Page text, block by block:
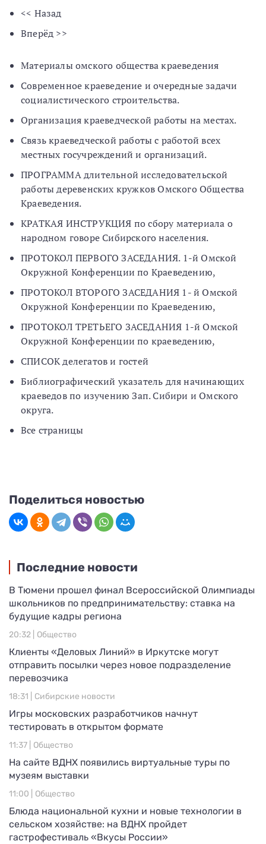
<< Назад
Вперёд >>
Материалы омского общества краеведения
Современное краеведение и очередные задачи
социалистического строительства.
Организация краеведческой работы на местах.
Связь краеведческой работы с работой всех
местных госучреждений и организаций.
ПРОГРАММА длительной исследовательской
работы деревенских кружков Омского Общества
Краеведения.
КРАТКАЯ ИНСТРУКЦИЯ по сбору материала о
народном говоре Сибирского населения.
ПРОТОКОЛ ПЕРВОГО ЗАСЕДАНИЯ. 1-й Омской
Окружной Конференции по Краеведению,
ПРОТОКОЛ ВТОРОГО ЗАСЕДАНИЯ 1- й Омской
Окружной Конференции по Краеведению,
ПРОТОКОЛ ТРЕТЬЕГО ЗАСЕДАНИЯ 1-й Омской
Окружной Конференции по краеведению,
СПИСОК делегатов и гостей
Библиографический указатель для начинающих
краеведов по изучению Зап. Сибири и Омского
округа.
Все страницы
Поделиться новостью
Последние новости
В Тюмени прошел финал Всероссийской Олимпиады
школьников по предпринимательству: ставка на
будущие кадры региона
20:32 | Общество
Клиенты «Деловых Линий» в Иркутске могут
отправить посылки через новое подразделение
перевозчика
18:31 | Сибирские новости
Игры московских разработчиков начнут
тестировать в открытом формате
11:37 | Общество
На сайте ВДНХ появились виртуальные туры по
музеям выставки
11:00 | Общество
Блюда национальной кухни и новые технологии в
сельском хозяйстве: на ВДНХ пройдет
гастрофестиваль «Вкусы России»